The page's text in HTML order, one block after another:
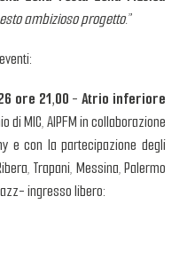
ambizioso progetto.”
ore 21,00 -Atrio inferiore
di MIC, AIPFM in collaborazione
e con la partecipazione degli
Trapani, Messina, Palermo
ingresso libero: